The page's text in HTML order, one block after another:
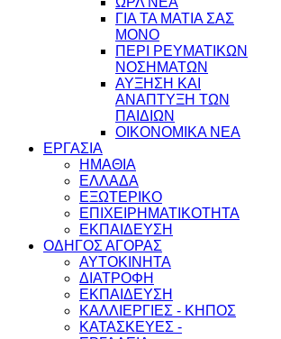
ΓΙΑ ΤΑ ΜΑΤΙΑ ΣΑΣ
ΜΟΝΟ
ΠΕΡΙ ΡΕΥΜΑΤΙΚΩΝ
ΝΟΣΗΜΑΤΩΝ
ΑΥΞΗΣΗ ΚΑΙ
ΑΝΑΠΤΥΞΗ ΤΩΝ
ΠΑΙΔΙΩΝ
ΟΙΚΟΝΟΜΙΚΑ ΝΕΑ
ΕΡΓΑΣΙΑ
ΗΜΑΘΙΑ
ΕΛΛΑΔΑ
ΕΞΩΤΕΡΙΚΟ
ΕΠΙΧΕΙΡΗΜΑΤΙΚΟΤΗΤΑ
ΕΚΠΑΙΔΕΥΣΗ
ΟΔΗΓΟΣ ΑΓΟΡΑΣ
ΑΥΤΟΚΙΝΗΤΑ
ΔΙΑΤΡΟΦΗ
ΕΚΠΑΙΔΕΥΣΗ
ΚΑΛΛΙΕΡΓΙΕΣ - ΚΗΠΟΣ
ΚΑΤΑΣΚΕΥΕΣ -